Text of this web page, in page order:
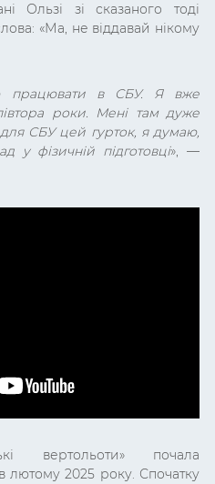
Ользі зі сказаного тоді
«Ма, не віддавай нікому
працювати в СБУ. Я вже
роки. Мені там дуже
для СБУ цей гурток, я думаю,
у фізичній підготовці», —
вертольоти» почала
лютому 2025 року. Спочатку